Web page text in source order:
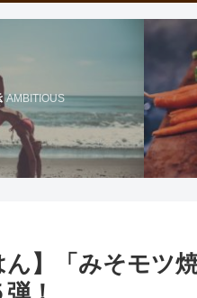
AMBITIOUS
ん】「みそモツ
！